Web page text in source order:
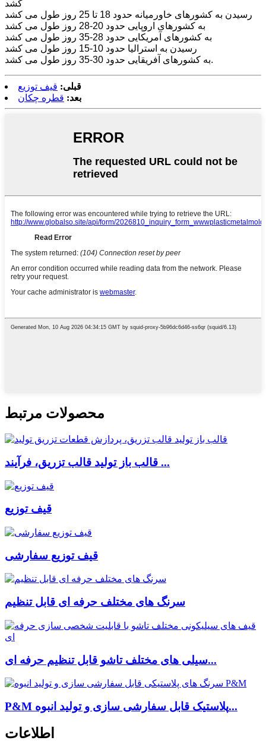
کشد
رسیدن به کشورهای خاورمیانه حدود 18 تا 25 روز طول می کشد
به کشورهای اروپایی حدود 20-28 روز طول می کشد
به کشورهای آمریکایی حدود 28-35 روز طول می کشد
رسیدن به استرالیا حدود 10-15 روز طول می کشد
به کشورهای آفریقایی حدود 30-35 روز طول می کشد.
قبلی: قیف توزیع
بعد: قطره چکان
محصولات مرتبط
قالب باز تولید قالب تزریق، فرآیند ...
قیف توزیع
قیف توزیع سفارشی
سرنگ های مختلف حرفه ای قابل تنظیم
سیلی های مختلف تاشو قابل تنظیم حرفه ای...
P&M پلاستیک قابل سفارشی سازی و تولید انبوه...
اطلاعات